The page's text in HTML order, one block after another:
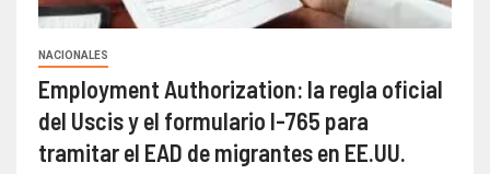
NACIONALES
Employment Authorization: la regla oficial
del Uscis y el formulario I-765 para
tramitar el EAD de migrantes en EE.UU.